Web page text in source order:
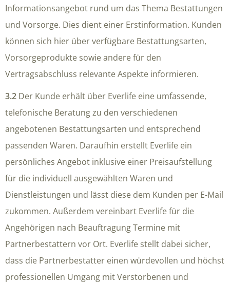
Informationsangebot rund um das Thema Bestattungen
und Vorsorge. Dies dient einer Erstinformation. Kunden
können sich hier über verfügbare Bestattungsarten,
Vorsorgeprodukte sowie andere für den
Vertragsabschluss relevante Aspekte informieren.
3.2 Der Kunde erhält über Everlife eine umfassende,
telefonische Beratung zu den verschiedenen
angebotenen Bestattungsarten und entsprechend
passenden Waren. Daraufhin erstellt Everlife ein
persönliches Angebot inklusive einer Preisaufstellung
für die individuell ausgewählten Waren und
Dienstleistungen und lässt diese dem Kunden per E-Mail
zukommen. Außerdem vereinbart Everlife für die
Angehörigen nach Beauftragung Termine mit
Partnerbestattern vor Ort. Everlife stellt dabei sicher,
dass die Partnerbestatter einen würdevollen und höchst
professionellen Umgang mit Verstorbenen und